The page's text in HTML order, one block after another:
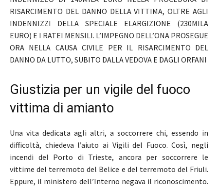
RISARCIMENTO DEL DANNO DELLA VITTIMA, OLTRE AGLI
INDENNIZZI DELLA SPECIALE ELARGIZIONE (230MILA
EURO) E I RATEI MENSILI. L’IMPEGNO DELL’ONA PROSEGUE
ORA NELLA CAUSA CIVILE PER IL RISARCIMENTO DEL
DANNO DA LUTTO, SUBITO DALLA VEDOVA E DAGLI ORFANI
Giustizia per un vigile del fuoco
vittima di amianto
Una vita dedicata agli altri, a soccorrere chi, essendo in
difficoltà, chiedeva l’aiuto ai Vigili del Fuoco. Così, negli
incendi del Porto di Trieste, ancora per soccorrere le
vittime del terremoto del Belice e del terremoto del Friuli.
Eppure, il ministero dell’Interno negava il riconoscimento.